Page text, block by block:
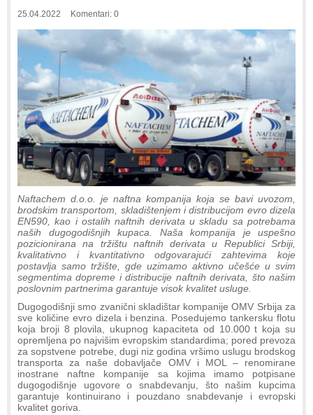
25.04.2022 Komentari: 0
Naftachem d.o.o. je naftna kompanija koja se bavi uvozom,
brodskim transportom, skladištenjem i distribucijom evro dizela
EN590, kao i ostalih naftnih derivata u skladu sa potrebama
naših dugogodišnjih kupaca. Naša kompanija je uspešno
pozicionirana na tržištu naftnih derivata u Republici Srbiji,
kvalitativno i kvantitativno odgovarajući zahtevima koje
postavlja samo tržište, gde uzimamo aktivno učešće u svim
segmentima dopreme i distribucije naftnih derivata, što našim
poslovnim partnerima garantuje visok kvalitet usluge.
Dugogodišnji smo zvanični skladištar kompanije OMV Srbija za
sve količine evro dizela i benzina. Posedujemo tankersku flotu
koja broji 8 plovila, ukupnog kapaciteta od 10.000 t koja su
opremljena po najvišim evropskim standardima; pored prevoza
za sopstvene potrebe, dugi niz godina vršimo uslugu brodskog
transporta za naše dobavljače OMV i MOL – renomirane
inostrane naftne kompanije sa kojima imamo potpisane
dugogodišnje ugovore o snabdevanju, što našim kupcima
garantuje kontinuirano i pouzdano snabdevanje i evropski
kvalitet goriva.